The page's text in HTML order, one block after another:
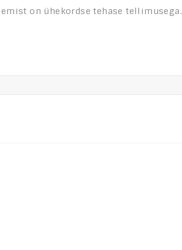
on ühekordse tehase tellimusega.